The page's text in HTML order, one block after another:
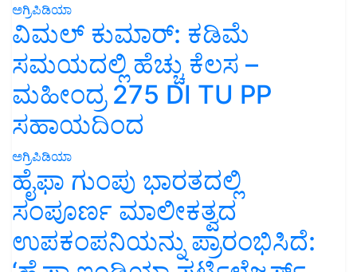
ಅಗ್ರಿಪಿಡಿಯಾ
ವಿಮಲ್ ಕುಮಾರ್: ಕಡಿಮೆ
ಸಮಯದಲ್ಲಿ ಹೆಚ್ಚು ಕೆಲಸ –
ಮಹೀಂದ್ರ 275 DI TU PP
ಸಹಾಯದಿಂದ
ಅಗ್ರಿಪಿಡಿಯಾ
ಹೈಫಾ ಗುಂಪು ಭಾರತದಲ್ಲಿ
ಸಂಪೂರ್ಣ ಮಾಲೀಕತ್ವದ
ಉಪಕಂಪನಿಯನ್ನು ಪ್ರಾರಂಭಿಸಿದೆ: